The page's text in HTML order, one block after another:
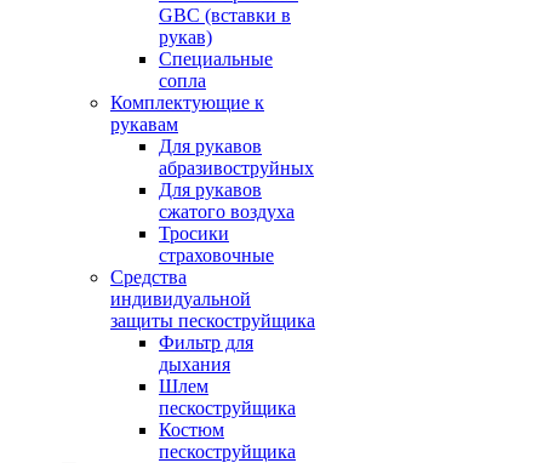
GBC (вставки в
рукав)
Специальные
сопла
Комплектующие к
рукавам
Для рукавов
абразивоструйных
Для рукавов
сжатого воздуха
Тросики
страховочные
Средства
индивидуальной
защиты пескоструйщика
Фильтр для
дыхания
Шлем
пескоструйщика
Костюм
пескоструйщика